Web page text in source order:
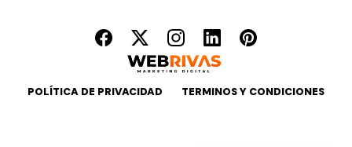
POLÍTICA DE PRIVACIDAD TERMINOS Y CONDICIONES